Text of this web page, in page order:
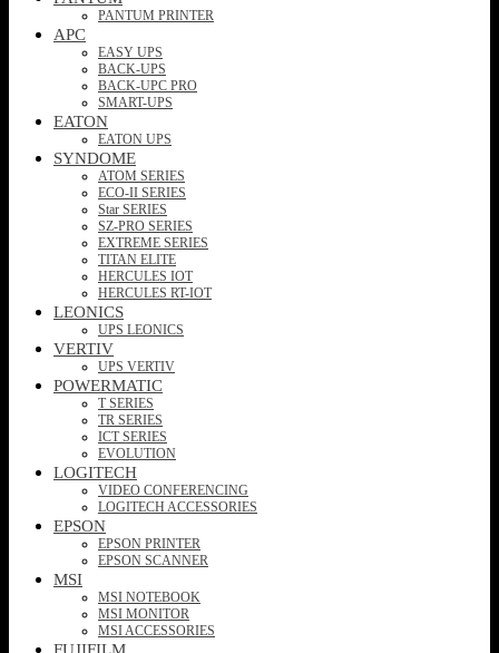
PANTUM PRINTER
APC
EASY UPS
BACK-UPS
BACK-UPC PRO
SMART-UPS
EATON
EATON UPS
SYNDOME
ATOM SERIES
ECO-II SERIES
Star SERIES
SZ-PRO SERIES
EXTREME SERIES
TITAN ELITE
HERCULES IOT
HERCULES RT-IOT
LEONICS
UPS LEONICS
VERTIV
UPS VERTIV
POWERMATIC
T SERIES
TR SERIES
ICT SERIES
EVOLUTION
LOGITECH
VIDEO CONFERENCING
LOGITECH ACCESSORIES
EPSON
EPSON PRINTER
EPSON SCANNER
MSI
MSI NOTEBOOK
MSI MONITOR
MSI ACCESSORIES
FUJIFILM